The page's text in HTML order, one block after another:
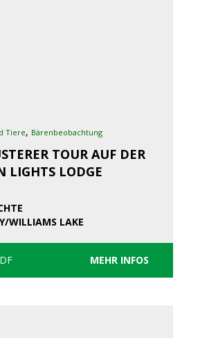
Tiere, Bärenbeobachtung
TOUR AUF DER
LIGHTS LODGE
WILLIAMS LAKE
MEHR INFOS